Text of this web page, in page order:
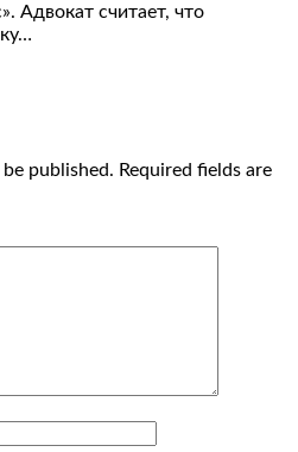
Адвокат считает, что
published. Required fields are